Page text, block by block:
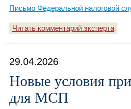
Письмо Федеральной налоговой
Читать комментарий эксперта
29.04.2026
Новые условия
для МСП